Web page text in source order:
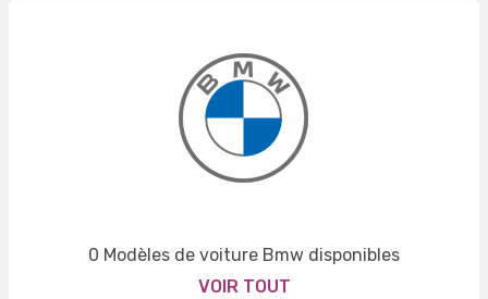
0 Modèles de voiture Bmw disponibles
VOIR TOUT